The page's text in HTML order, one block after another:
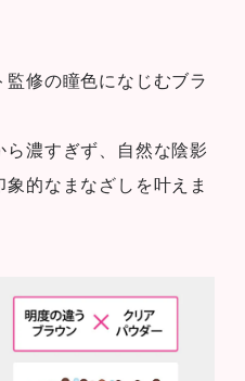
監修の瞳色になじむブラ
ら濃すぎず、自然な陰影
的なまなざしを叶えま